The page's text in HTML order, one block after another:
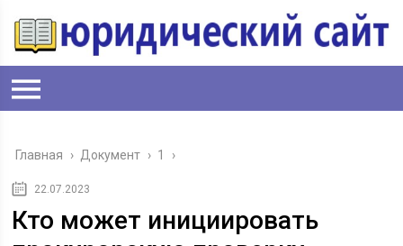
Главная › Документ › 1 ›
22.07.2023
Кто может инициировать